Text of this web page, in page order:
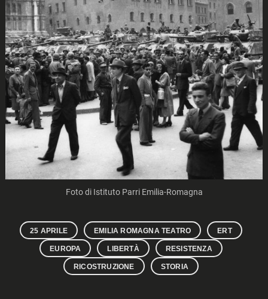
Foto di Istituto Parri Emilia-Romagna
25 APRILE EMILIA ROMAGNA TEATRO ERT
EUROPA LIBERTÀ RESISTENZA
RICOSTRUZIONE STORIA